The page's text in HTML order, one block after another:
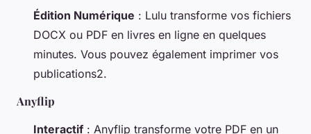
Édition Numérique : Lulu transforme vos fichiers
DOCX ou PDF en livres en ligne en quelques
minutes. Vous pouvez également imprimer vos
publications2.
Anyflip
Interactif : Anyflip transforme votre PDF en un